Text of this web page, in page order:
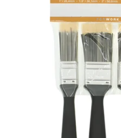
media 0 in modal